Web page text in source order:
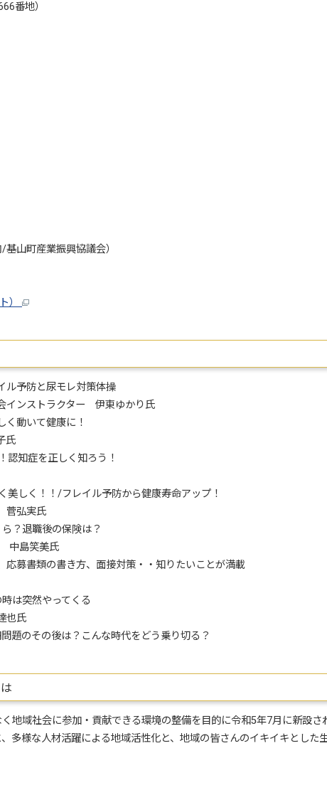
番地）
山町産業振興協議会）
）
ル予防と尿モレ対策体操
インストラクター 伊東ゆかり氏
動いて健康に！
氏
認知症を正しく知ろう！
しく！！/フレイル予防から健康寿命アップ！
菅弘実氏
？退職後の保険は？
中島笑美氏
募書類の書き方、面接対策・・知りたいことが満載
は突然やってくる
也氏
題のその後は？こんな時代をどう乗り切る？
地域社会に参加・貢献できる環境の整備を目的に令和5年7月に新設さ
多様な人材活躍による地域活性化と、地域の皆さんのイキイキとした